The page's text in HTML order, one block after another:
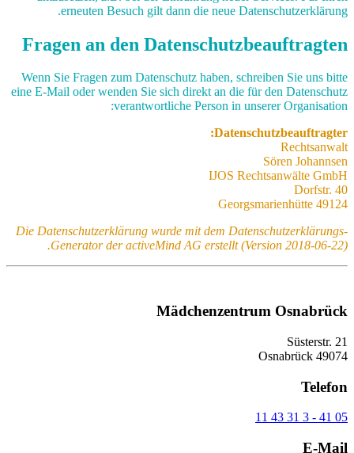
erneuten Besuch gilt dann die neue Datenschutzerklärung.
Fragen an den Datenschutzbeauftragten
Wenn Sie Fragen zum Datenschutz haben, schreiben Sie uns bitte
eine E-Mail oder wenden Sie sich direkt an die für den Datenschutz
verantwortliche Person in unserer Organisation:
Datenschutzbeauftragter:
Rechtsanwalt
Sören Johannsen
IJOS Rechtsanwälte GmbH
Dorfstr. 40
49124 Georgsmarienhütte
Die Datenschutzerklärung wurde mit dem Datenschutzerklärungs-
Generator der activeMind AG erstellt (Version 2018-06-22).
Mädchenzentrum Osnabrück
Süsterstr. 21
49074 Osnabrück
Telefon
05 41 - 3 31 43 11
E-Mail